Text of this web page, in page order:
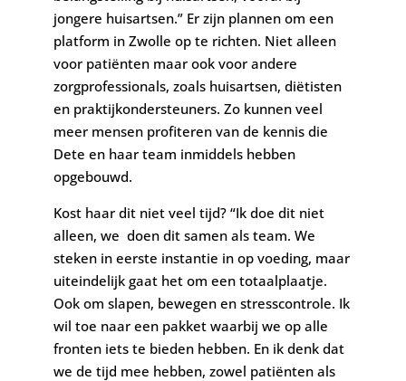
jongere huisartsen.” Er zijn plannen om een
platform in Zwolle op te richten. Niet alleen
voor patiënten maar ook voor andere
zorgprofessionals, zoals huisartsen, diëtisten
en praktijkondersteuners. Zo kunnen veel
meer mensen profiteren van de kennis die
Dete en haar team inmiddels hebben
opgebouwd.
Kost haar dit niet veel tijd? “Ik doe dit niet
alleen, we doen dit samen als team. We
steken in eerste instantie in op voeding, maar
uiteindelijk gaat het om een totaalplaatje.
Ook om slapen, bewegen en stresscontrole. Ik
wil toe naar een pakket waarbij we op alle
fronten iets te bieden hebben. En ik denk dat
we de tijd mee hebben, zowel patiënten als